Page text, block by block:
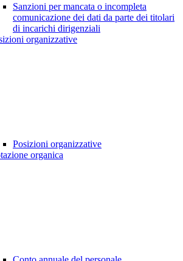
Sanzioni per mancata o incompleta
comunicazione dei dati da parte dei titolari
di incarichi dirigenziali
organizzative
Posizioni organizzative
organica